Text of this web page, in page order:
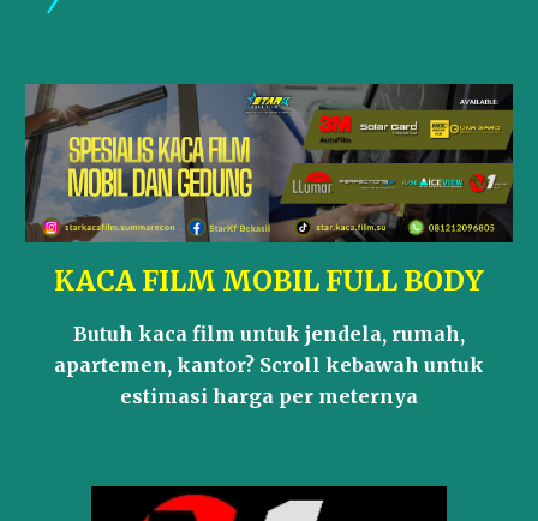
KACA FILM MOBIL FULL BODY
Butuh kaca film untuk jendela, rumah,
apartemen, kantor? Scroll kebawah untuk
estimasi harga per meternya